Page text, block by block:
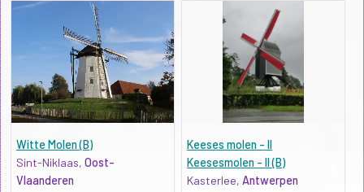
Witte Molen (B)
Sint-Niklaas, Oost-
Vlaanderen
Keeses molen - II
Keesesmolen - II (B)
Kasterlee,Antwerpen